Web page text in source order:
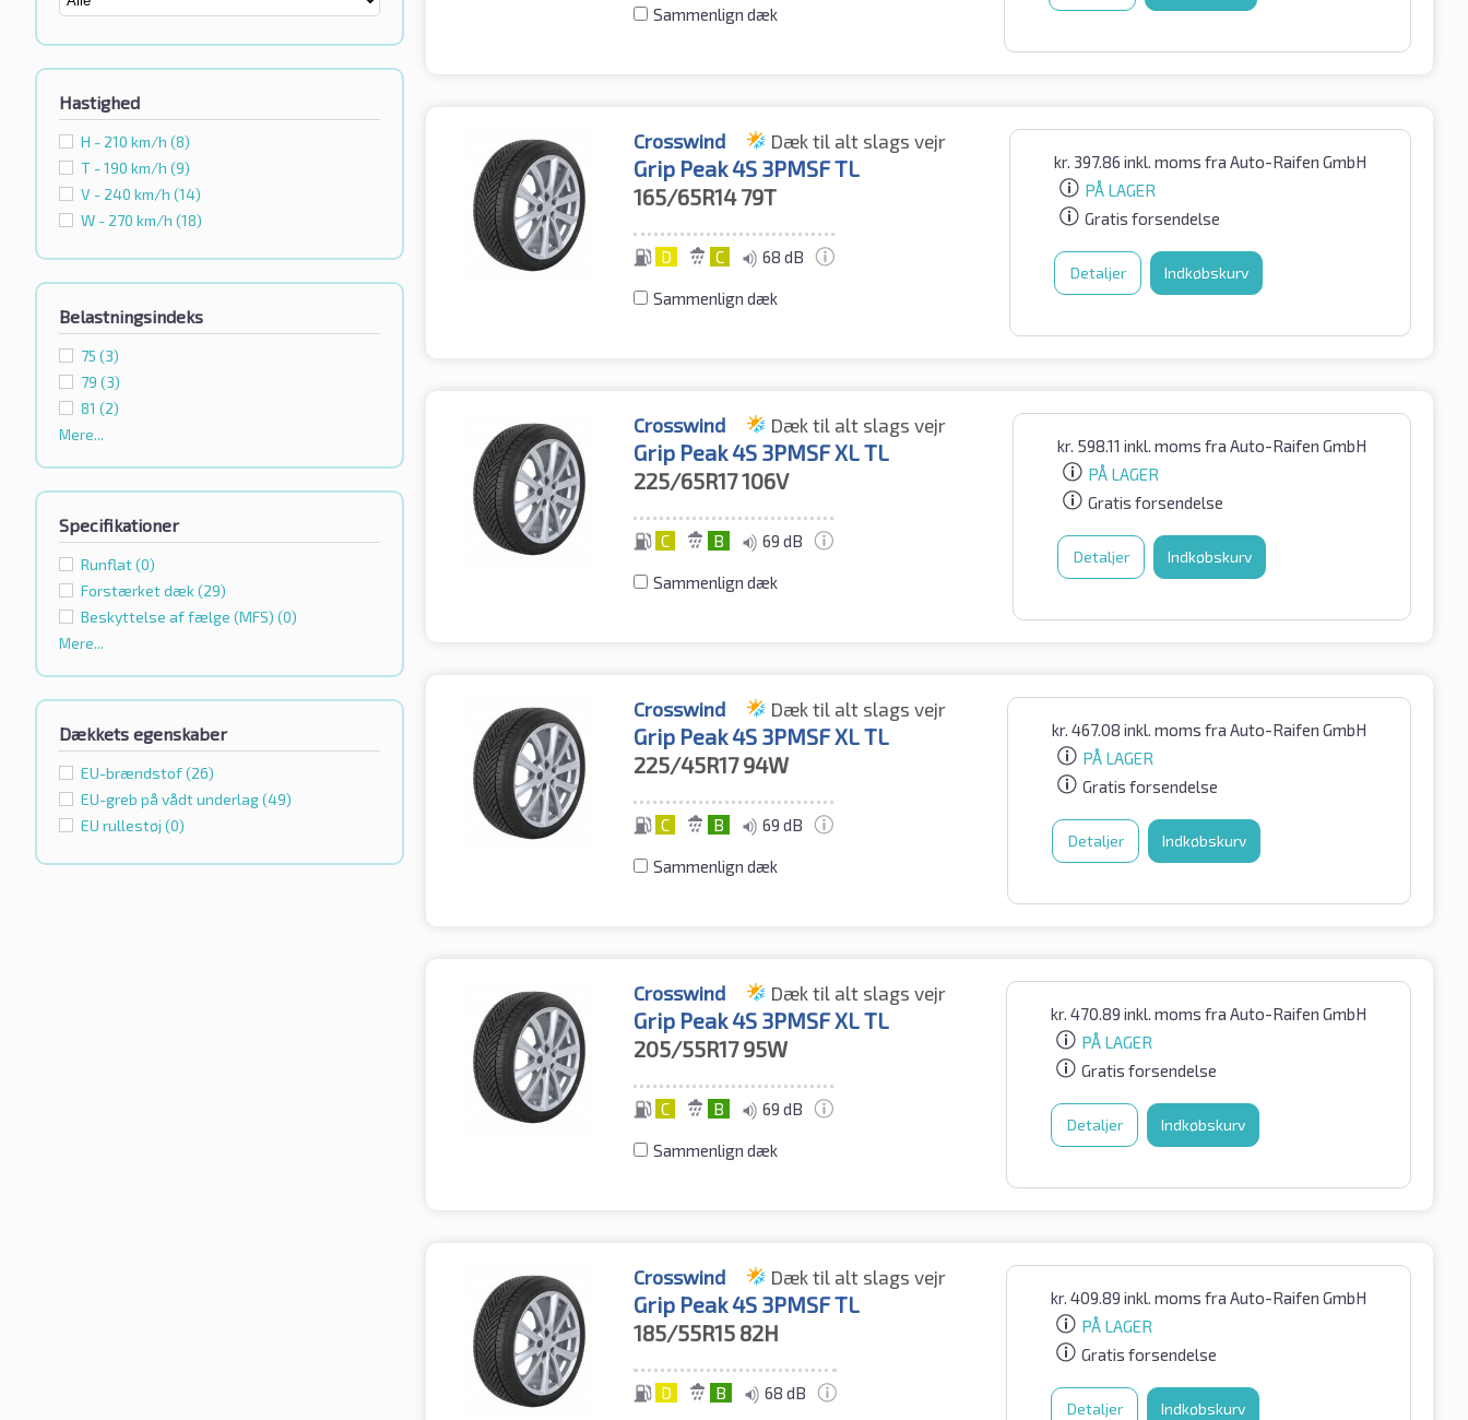
Hastighed
H - 210 km/h (8)
T - 190 km/h (9)
V - 240 km/h (14)
W - 270 km/h (18)
Belastningsindeks
75 (3)
79 (3)
81 (2)
Mere...
Specifikationer
Runflat(0)
Forstærket dæk (29)
Beskyttelse af fælge (MFS) (0)
Mere...
Dækkets egenskaber
EU-brændstof(26)
EU-greb på vådt underlag(49)
EU rullestøj (0)
Sammenlign dæk
Crosswind Dæk til alt slags vejr
Grip Peak 4S 3PMSF TL
165/65R1479T
D C 68 dB
Sammenlign dæk
kr. 397.86 inkl. moms fra Auto-Raifen GmbH
PÅ LAGER
Gratis forsendelse
Detaljer Indkøbskurv
Crosswind Dæk til alt slags vejr
Grip Peak 4S 3PMSF XL TL
225/65R17106V
C B 69 dB
Sammenlign dæk
kr. 598.11 inkl. moms fra Auto-Raifen GmbH
PÅ LAGER
Gratis forsendelse
Detaljer Indkøbskurv
Crosswind Dæk til alt slags vejr
Grip Peak 4S 3PMSF XL TL
225/45R1794W
C B 69 dB
Sammenlign dæk
kr. 467.08 inkl. moms fra Auto-Raifen GmbH
PÅ LAGER
Gratis forsendelse
Detaljer Indkøbskurv
Crosswind Dæk til alt slags vejr
Grip Peak 4S 3PMSF XL TL
205/55R1795W
C B 69 dB
Sammenlign dæk
kr. 470.89 inkl. moms fra Auto-Raifen GmbH
PÅ LAGER
Gratis forsendelse
Detaljer Indkøbskurv
Crosswind Dæk til alt slags vejr
Grip Peak 4S 3PMSF TL
185/55R15 82H
D B 68 dB
kr. 409.89 inkl. moms fra Auto-Raifen GmbH
PÅ LAGER
Gratis forsendelse
Detaljer Indkøbskurv